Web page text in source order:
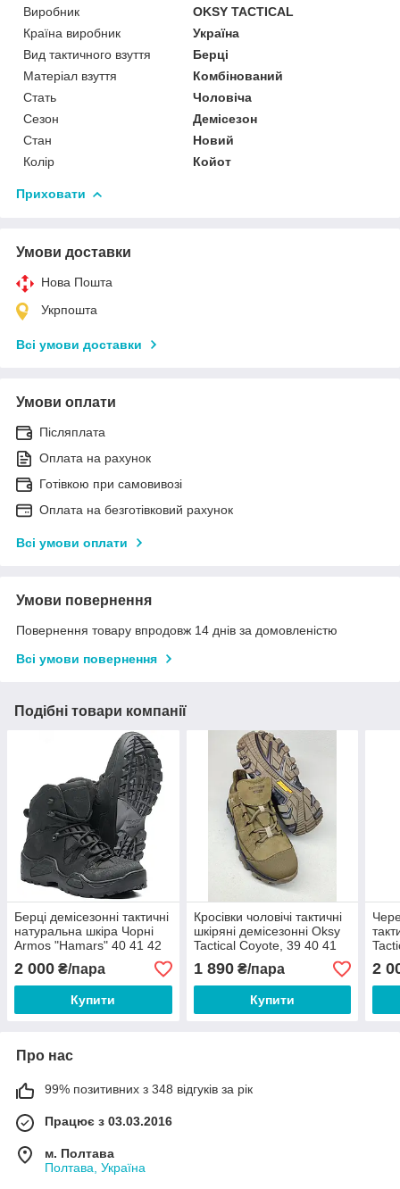
Виробник
OKSY TACTICAL
Країна виробник
Україна
Вид тактичного взуття
Берці
Матеріал взуття
Комбінований
Стать
Чоловіча
Сезон
Демісезон
Стан
Новий
Колір
Койот
Приховати
Умови доставки
Нова Пошта
Укрпошта
Всі умови доставки
Умови оплати
Післяплата
Оплата на рахунок
Готівкою при самовивозі
Оплата на безготівковий рахунок
Всі умови оплати
Умови повернення
Повернення товару впродовж 14 днів за домовленістю
Всі умови повернення
Подібні товари компанії
Берці демісезонні тактичні
натуральна шкіра Чорні
Armos "Hamars" 40 41 42
43 44 45
2 000 ₴/пара
Купити
Кросівки чоловічі тактичні
шкіряні демісезонні Oksy
Tactical Coyote, 39 40 41
42 43 44 45 46
1 890₴/пара
Купити
43
2
Про нас
99% позитивних з 348 відгуків за рік
Працює з 03.03.2016
м. Полтава
Полтава, Україна